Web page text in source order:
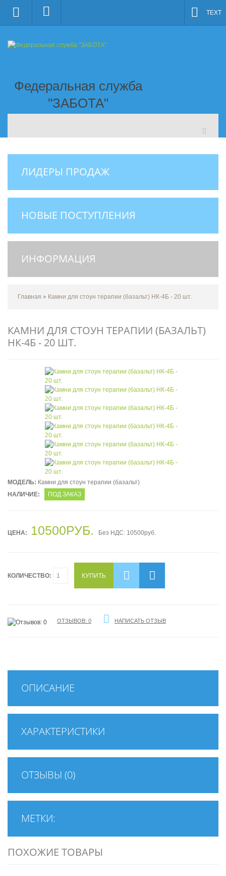
Федеральная служба
"ЗАБОТА"
ЛИДЕРЫ ПРОДАЖ
НОВЫЕ ПОСТУПЛЕНИЯ
ИНФОРМАЦИЯ
Главная » Камни для стоун терапии (базальт) НК-4Б - 20 шт.
КАМНИ ДЛЯ СТОУН ТЕРАПИИ (БАЗАЛЬТ)
НК-4Б - 20 ШТ.
МОДЕЛЬ: Камни для стоун терапии (базальт)
НАЛИЧИЕ:
ПОД ЗАКАЗ
ЦЕНА: 10500РУБ. Без НДС: 10500руб.
КОЛИЧЕСТВО: КУПИТЬ
ОТЗЫВОВ: 0 НАПИСАТЬ ОТЗЫВ
ОПИСАНИЕ
ХАРАКТЕРИСТИКИ
ОТЗЫВЫ (0)
МЕТКИ:
ПОХОЖИЕ ТОВАРЫ